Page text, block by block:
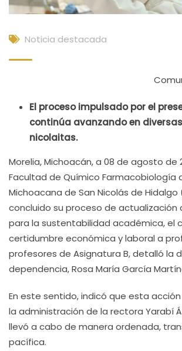
Noticia destacada
El proceso impulsado por el
continúa avanzando en
nicolaitas.
Morelia, Michoacán, a 08 de agosto de
Facultad de Químico Farmacobiología
Michoacana de San Nicolás de Hidalgo
concluido su proceso de actualización
para la sustentabilidad académica, el
certidumbre económica y laboral a
profesores de Asignatura B, detalló la
dependencia, Rosa María García
En este sentido, indicó que esta
la administración de la rectora Yarabí
llevó a cabo de manera ordenada,
pacífica.